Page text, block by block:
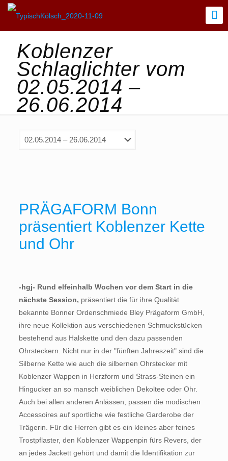
Koblenzer
Schlaglichter vom
02.05.2014 –
26.06.2014
PRÄGAFORM Bonn
präsentiert Koblenzer Kette
und Ohr
-hgj- Rund elfeinhalb Wochen vor dem Start in die
nächste Session, präsentiert die für ihre Qualität
bekannte Bonner Ordenschmiede Bley Prägaform GmbH,
ihre neue Kollektion aus verschiedenen Schmuckstücken
bestehend aus Halskette und den dazu passenden
Ohrsteckern. Nicht nur in der "fünften Jahreszeit" sind die
Silberne Kette wie auch die silbernen Ohrstecker mit
Koblenzer Wappen in Herzform und Strass-Steinen ein
Hingucker an so mansch weiblichen Dekoltee oder Ohr.
Auch bei allen anderen Anlässen, passen die modischen
Accessoires auf sportliche wie festliche Garderobe der
Trägerin. Für die Herren gibt es ein kleines aber feines
Trostpflaster, den Koblenzer Wappenpin fürs Revers, der
an jedes Jackett gehört und damit die Identifikation zur